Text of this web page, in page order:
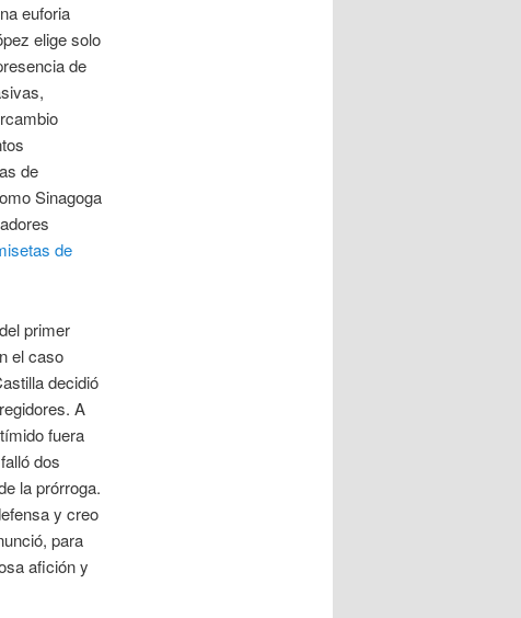
euforia
elige solo
de
de
Sinagoga
de
primer
el caso
decidió
A
fuera
dos
la prórroga.
y creo
para
afición y